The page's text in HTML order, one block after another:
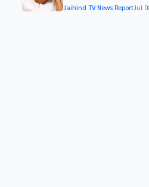
Jaihind TV News ReportJul